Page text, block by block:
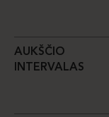
AUKŠČIO
INTERVALAS